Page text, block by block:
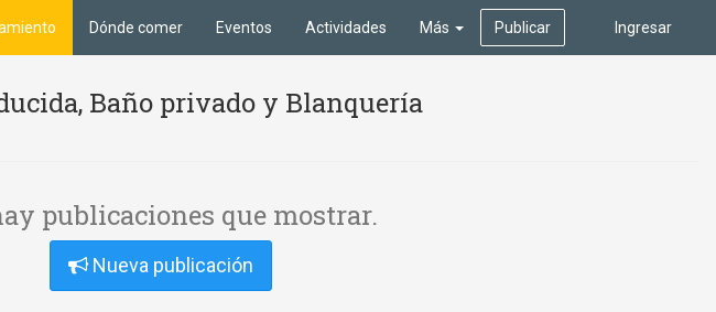
Ingresar
Dónde comer Eventos Actividades Más Publicar
Baño privado y Blanquería
publicaciones que mostrar.
Nueva publicación